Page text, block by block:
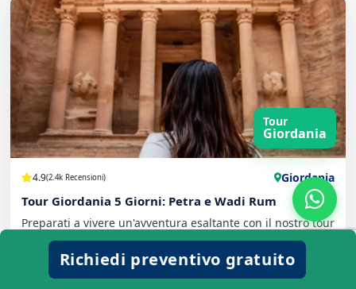
Tour
Giordania
4.9(2.4k Recensioni) Giordania
Tour Giordania 5 Giorni: Petra e Wadi Rum
Preparati a vivere un'avventura esaltante con il nostro tour
Giordania 5 giorni e visita Petra, Amman, Wadi Rum e
molto altro. Prenota ora!
Richiedi preventivo gratuito